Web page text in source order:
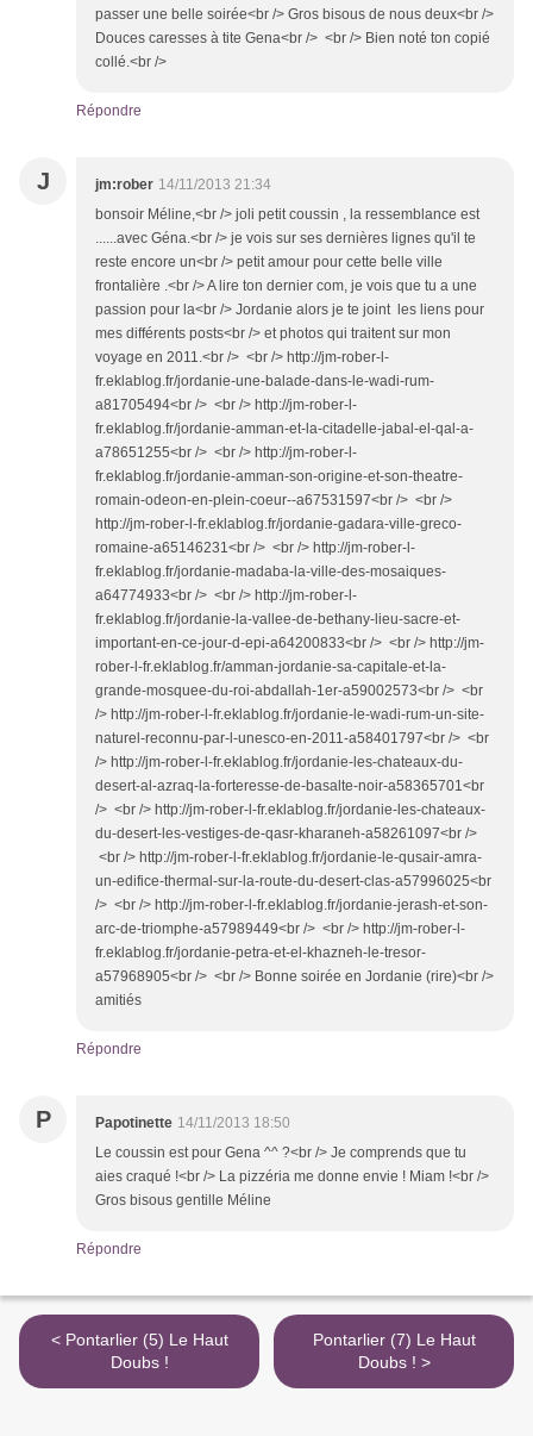
passer une belle soirée<br /> Gros bisous de nous deux<br />
Douces caresses à tite Gena<br /> <br /> Bien noté ton copié
collé.<br />
Répondre
J jm:rober 14/11/2013 21:34
bonsoir Méline,<br /> joli petit coussin , la ressemblance est
......avec Géna.<br /> je vois sur ses dernières lignes qu'il te
reste encore un<br /> petit amour pour cette belle ville
frontalière .<br /> A lire ton dernier com, je vois que tu a une
passion pour la<br /> Jordanie alors je te joint les liens pour
mes différents posts<br /> et photos qui traitent sur mon
voyage en 2011.<br /> <br /> http://jm-rober-l-
fr.eklablog.fr/jordanie-une-balade-dans-le-wadi-rum-
a81705494<br /> <br /> http://jm-rober-l-
fr.eklablog.fr/jordanie-amman-et-la-citadelle-jabal-el-qal-a-
a78651255<br /> <br /> http://jm-rober-l-
fr.eklablog.fr/jordanie-amman-son-origine-et-son-theatre-
romain-odeon-en-plein-coeur--a67531597<br /> <br />
http://jm-rober-l-fr.eklablog.fr/jordanie-gadara-ville-greco-
romaine-a65146231<br /> <br /> http://jm-rober-l-
fr.eklablog.fr/jordanie-madaba-la-ville-des-mosaiques-
a64774933<br /> <br /> http://jm-rober-l-
fr.eklablog.fr/jordanie-la-vallee-de-bethany-lieu-sacre-et-
important-en-ce-jour-d-epi-a64200833<br /> <br /> http://jm-
rober-l-fr.eklablog.fr/amman-jordanie-sa-capitale-et-la-
grande-mosquee-du-roi-abdallah-1er-a59002573<br /> <br
/> http://jm-rober-l-fr.eklablog.fr/jordanie-le-wadi-rum-un-site-
naturel-reconnu-par-l-unesco-en-2011-a58401797<br /> <br
/> http://jm-rober-l-fr.eklablog.fr/jordanie-les-chateaux-du-
desert-al-azraq-la-forteresse-de-basalte-noir-a58365701<br
/> <br /> http://jm-rober-l-fr.eklablog.fr/jordanie-les-chateaux-
du-desert-les-vestiges-de-qasr-kharaneh-a58261097<br />
<br /> http://jm-rober-l-fr.eklablog.fr/jordanie-le-qusair-amra-
un-edifice-thermal-sur-la-route-du-desert-clas-a57996025<br
/> <br /> http://jm-rober-l-fr.eklablog.fr/jordanie-jerash-et-son-
arc-de-triomphe-a57989449<br /> <br /> http://jm-rober-l-
fr.eklablog.fr/jordanie-petra-et-el-khazneh-le-tresor-
a57968905<br /> <br /> Bonne soirée en Jordanie (rire)<br />
amitiés
Répondre
P Papotinette 14/11/2013 18:50
Le coussin est pour Gena ^^ ?<br /> Je comprends que tu
aies craqué !<br /> La pizzéria me donne envie ! Miam !<br />
Gros bisous gentille Méline
Répondre
< Pontarlier (5) Le Haut
Doubs !
Pontarlier (7) Le Haut
Doubs ! >